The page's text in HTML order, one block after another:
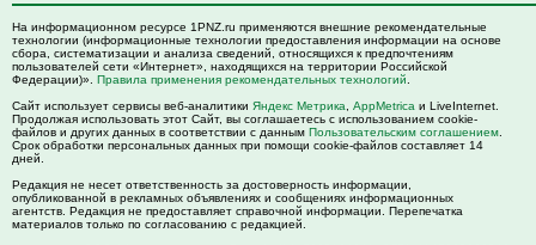
На информационном ресурсе 1PNZ.ru применяются внешние рекомендательные
технологии (информационные технологии предоставления информации на основе
сбора, систематизации и анализа сведений, относящихся к предпочтениям
пользователей сети «Интернет», находящихся на территории Российской
Федерации)». Правила применения рекомендательных технологий
Сайт использует сервисы веб-аналитики Яндекс Метрика AppMetrica и LiveInternet.
Продолжая использовать этот Сайт, вы соглашаетесь с использованием cookie-
файлов и других данных в соответствии с данным Пользовательским соглашением
Срок обработки персональных данных при помощи cookie-файлов составляет 14
дней.
Редакция не несет ответственность за достоверность информации,
опубликованной в рекламных объявлениях и сообщениях информационных
агентств. Редакция не предоставляет справочной информации. Перепечатка
материалов только по согласованию с редакцией.